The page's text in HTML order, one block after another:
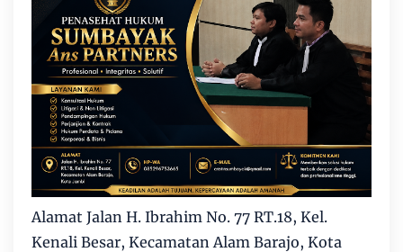
Alamat Jalan H. Ibrahim No. 77 RT.18, Kel.
Kenali Besar, Kecamatan Alam Barajo, Kota